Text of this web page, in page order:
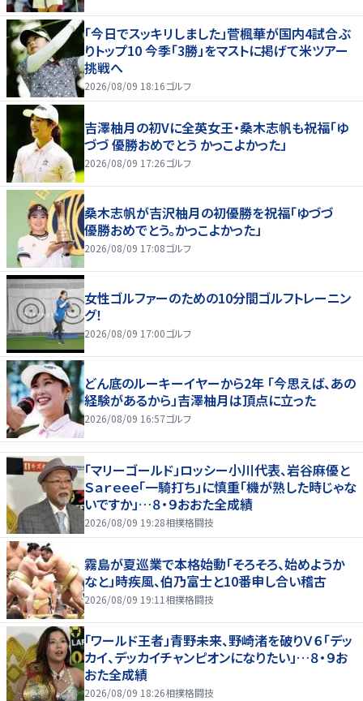
「今日でスッキリしました」菅楓華が国内4試合ぶ
りトップ10 今季「3勝」をマストに掲げて米ツアー
挑戦へ
2026/08/09 18:16ゴルフ
吉澤柚月の初Vに全英女王・桑木志帆も祝福「ゆ
づづ 優勝おめでとう かっこよかった」
2026/08/09 17:26ゴルフ
桑木志帆が吉沢柚月の初優勝を祝福「ゆづづ
優勝おめでとう。かっこよかった」
2026/08/09 17:08ゴルフ
女性ゴルファーのための10分間ゴルフトレーニン
グ！
2026/08/09 17:00ゴルフ
どん底のルーキーイヤーから2年 「今思えば、あの
経験があるから」吉澤柚月は頂点に立った
2026/08/09 16:57ゴルフ
「マリーゴールド」ロッシー小川代表、岩谷麻優と
Ｓａｒｅｅｅ「一騎打ち」に慎重「機が熟した時じゃな
いですか」…８・９おおた全成績
2026/08/09 19:28相撲格闘技
霧島が夏巡業で本格始動「そろそろ、始めようか
なと」時疾風、伯乃富士と10番申し合い稽古
2026/08/09 19:11 相撲格闘技
「ワールド王者」青野未来、野崎渚を破りＶ６「デッ
カイ、デッカイチャンピオンになりたい」…８・９お
おた全成績
2026/08/09 18:26相撲格闘技